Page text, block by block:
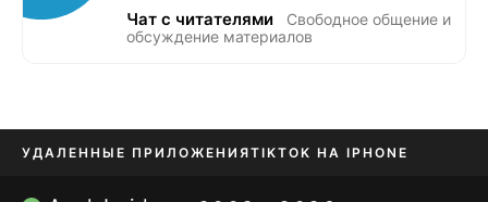
Чат с читателями
Свободное общение и
обсуждение материалов
УДАЛЕННЫЕ ПРИЛОЖЕНИЯTIKTOK НА IPHONE